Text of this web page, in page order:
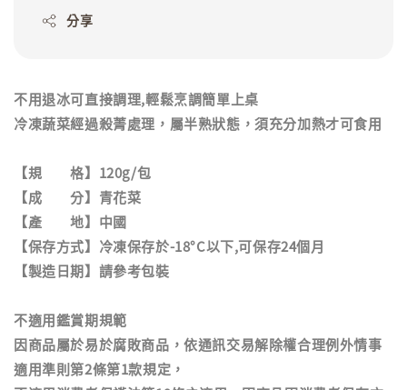
分享
不用退冰可直接調理,輕鬆烹調簡單上桌
冷凍蔬菜經過殺菁處理，屬半熟狀態，須充分加熱才可食用
【規 格】120g/包
【成 分】青花菜
【產 地】中國
【保存方式】冷凍保存於-18°C以下,可保存24個月
【製造日期】請參考包裝
不適用鑑賞期規範
因商品屬於易於腐敗商品，依通訊交易解除權合理例外情事
適用準則第2條第1款規定，